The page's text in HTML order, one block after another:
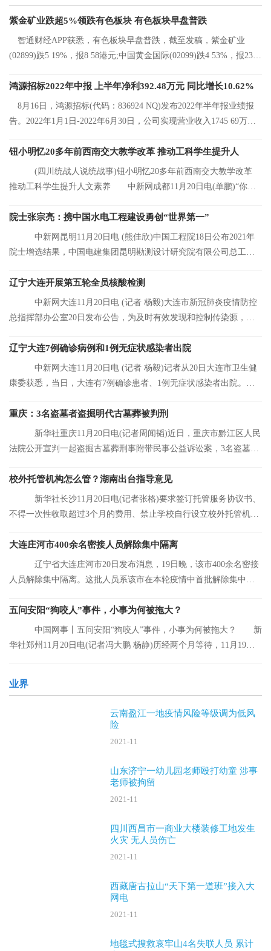
紫金矿业跌超5%领跌有色板块 有色板块早盘普跌
智通财经APP获悉，有色板块早盘普跌，截至发稿，紫金矿业
(02899)跌5 19%，报8 58港元;中国黄金国际(02099)跌4 53%，报23 2
鸿源招标2022年中报 上半年净利392.48万元 同比增长10.62%
8月16日，鸿源招标(代码：836924 NQ)发布2022年半年报业绩报
告。2022年1月1日-2022年6月30日，公司实现营业收入1745 69万
钮小明忆20多年前西南交大教学改革 推动工科学生提升人
(四川统战人说统战事)钮小明忆20多年前西南交大教学改革
推动工科学生提升人文素养 中新网成都11月20日电(单鹏)“你们
院士张宗亮：携中国水电工程建设勇创“世界第一”
中新网昆明11月20日电 (熊佳欣)中国工程院18日公布2021年
院士增选结果，中国电建集团昆明勘测设计研究院有限公司总工程
辽宁大连开展第五轮全员核酸检测
中新网大连11月20日电 (记者 杨毅)大连市新冠肺炎疫情防控
总指挥部办公室20日发布公告，为及时有效发现和控制传染源，结
辽宁大连7例确诊病例和1例无症状感染者出院
中新网大连11月20日电 (记者 杨毅)记者从20日大连市卫生健
康委获悉，当日，大连有7例确诊患者、1例无症状感染者出院。目
重庆：3名盗墓者盗掘明代古墓葬被判刑
新华社重庆11月20日电(记者周闻韬)近日，重庆市黔江区人民
法院公开宣判一起盗掘古墓葬刑事附带民事公益诉讼案，3名盗墓者
校外托管机构怎么管？湖南出台指导意见
新华社长沙11月20日电(记者张格)要求签订托管服务协议书、
不得一次性收取超过3个月的费用、禁止学校自行设立校外托管机
大连庄河市400余名密接人员解除集中隔离
辽宁省大连庄河市20日发布消息，19日晚，该市400余名密接
人员解除集中隔离。这批人员系该市在本轮疫情中首批解除集中隔
五问安阳“狗咬人”事件，小事为何被拖大？
中国网事丨五问安阳“狗咬人”事件，小事为何被拖大？ 新
华社郑州11月20日电(记者冯大鹏 杨静)历经两个月等待，11月19日
业界
云南盈江一地疫情风险等级调为低风
险
2021-11
山东济宁一幼儿园老师殴打幼童 涉事
老师被拘留
2021-11
四川西昌市一商业大楼装修工地发生
火灾 无人员伤亡
2021-11
西藏唐古拉山“天下第一道班”接入大
网电
2021-11
地毯式搜救哀牢山4名失联人员 累计